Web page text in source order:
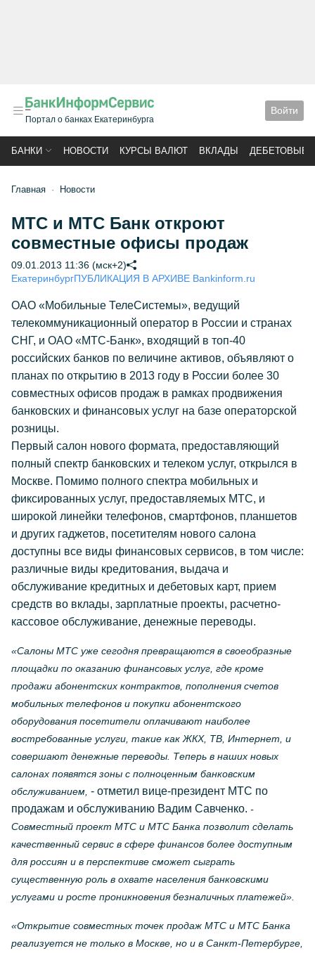
Портал о банках Екатеринбурга
Войти
БАНКИ НОВОСТИ КУРСЫ ВАЛЮТ ВКЛАДЫ ДЕБЕТОВЫЕ
Главная Новости
МТС и МТС Банк откроют
совместные офисы продаж
09.01.2013 11:36 (мск+2)
ЕкатеринбургПУБЛИКАЦИЯ В АРХИВЕ Bankinform.ru
ОАО «Мобильные ТелеСистемы», ведущий
телекоммуникационный оператор в России и странах
СНГ, и ОАО «МТС-Банк», входящий в топ-40
российских банков по величине активов, объявляют о
планах по открытию в 2013 году в России более 30
совместных офисов продаж в рамках продвижения
банковских и финансовых услуг на базе операторской
розницы.
Первый салон нового формата, предоставляющий
полный спектр банковских и телеком услуг, открылся в
Москве. Помимо полного спектра мобильных и
фиксированных услуг, предоставляемых МТС, и
широкой линейки телефонов, смартфонов, планшетов
и других гаджетов, посетителям нового салона
доступны все виды финансовых сервисов, в том числе:
различные виды кредитования, выдача и
обслуживание кредитных и дебетовых карт, прием
средств во вклады, зарплатные проекты, расчетно-
кассовое обслуживание, денежные переводы.
«Салоны МТС уже сегодня превращаются в своеобразные
площадки по оказанию финансовых услуг, где кроме
продажи абонентских контрактов, пополнения счетов
мобильных телефонов и покупки абонентского
оборудования посетители оплачивают наиболее
востребованные услуги, такие как ЖКХ, ТВ, Интернет, и
совершают денежные переводы. Теперь в наших новых
салонах появятся зоны с полноценным банковским
обслуживанием, - отметил вице-президент МТС по
продажам и обслуживанию Вадим Савченко. -
Совместный проект МТС и МТС Банка позволит сделать
качественный сервис в сфере финансов более доступным
для россиян и в перспективе сможет сыграть
существенную роль в охвате населения банковскими
услугами и росте проникновения безналичных платежей».
«Открытие совместных точек продаж МТС и МТС Банка
реализуется не только в Москве, но и в Санкт-Петербурге,